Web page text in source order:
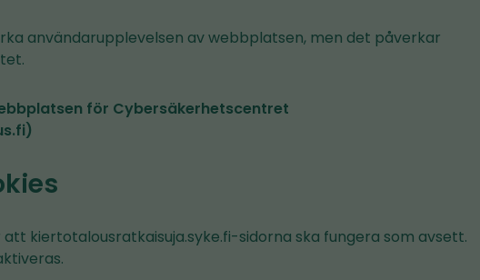
användarupplevelsen av webbplatsen, men det påverkar
för Cybersäkerhetscentret
kiertotalousratkaisuja.syke.fi-sidorna ska fungera som avsett.